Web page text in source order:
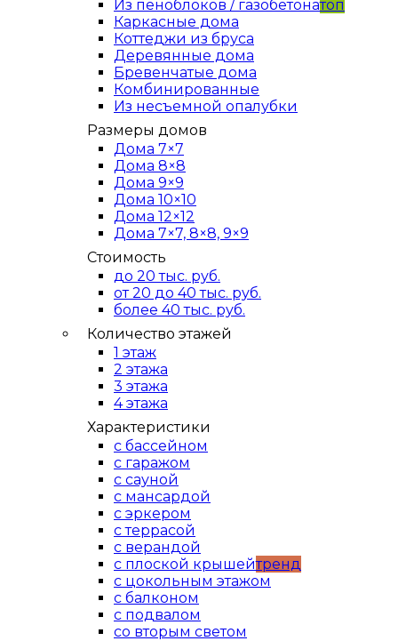
Из пеноблоков / газобетонатоп
Каркасные дома
Коттеджи из бруса
Деревянные дома
Бревенчатые дома
Комбинированные
Из несъемной опалубки
Размеры домов
Дома 7×7
Дома 8×8
Дома 9×9
Дома 10×10
Дома 12×12
Дома 7×7, 8×8, 9×9
Стоимость
до 20 тыс. руб.
от 20 до 40 тыс. руб.
более 40 тыс. руб.
Количество этажей
1 этаж
2 этажа
3 этажа
4 этажа
Характеристики
с бассейном
с гаражом
с сауной
с мансардой
с эркером
с террасой
с верандой
с плоской крышейтренд
с цокольным этажом
с балконом
с подвалом
со вторым светом